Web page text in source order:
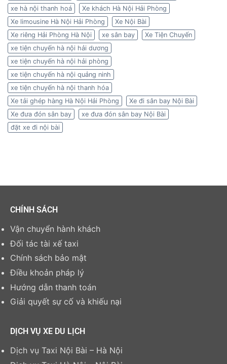
xe hà nội thanh hoá
Xe khách Hà Nội Hải Phòng
Xe limousine Hà Nội Hải Phòng
Xe Nội Bài
Xe riêng Hải Phòng Hà Nội
xe sân bay
Xe Tiện Chuyến
xe tiện chuyến hà nội hải dương
xe tiện chuyến hà nội hải phòng
xe tiện chuyến hà nội quảng ninh
xe tiện chuyến hà nội thanh hóa
Xe tải ghép hàng Hà Nội Hải Phòng
Xe đi sân bay Nội Bài
Xe đưa đón sân bay
xe đưa đón sân bay Nội Bài
đặt xe đi nội bài
CHÍNH SÁCH
Vận chuyển hành khách
Đối tác tài xế taxi
Chính sách bảo mật
Điều khoản pháp lý
Hướng dẫn thanh toán
Giải quyết sự cố và khiếu nại
DỊCH VỤ XE DU LỊCH
Dịch vụ Taxi Nội Bài – Hà Nội